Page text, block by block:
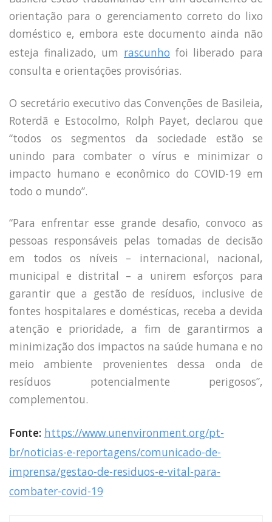
orientação para o gerenciamento correto do lixo
doméstico e, embora este documento ainda não
esteja finalizado, um rascunho foi liberado para
consulta e orientações provisórias.
O secretário executivo das Convenções de Basileia,
Roterdã e Estocolmo, Rolph Payet, declarou que
“todos os segmentos da sociedade estão se
unindo para combater o vírus e minimizar o
impacto humano e econômico do COVID-19 em
todo o mundo”.
“Para enfrentar esse grande desafio, convoco as
pessoas responsáveis pelas tomadas de decisão
em todos os níveis – internacional, nacional,
municipal e distrital – a unirem esforços para
garantir que a gestão de resíduos, inclusive de
fontes hospitalares e domésticas, receba a devida
atenção e prioridade, a fim de garantirmos a
minimização dos impactos na saúde humana e no
meio ambiente provenientes dessa onda de
resíduos potencialmente perigosos”,
complementou.
Fonte: https://www.unenvironment.org/pt-
br/noticias-e-reportagens/comunicado-de-
imprensa/gestao-de-residuos-e-vital-para-
combater-covid-19